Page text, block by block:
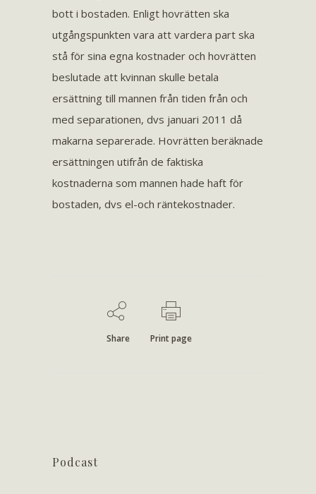
bott i bostaden. Enligt hovrätten ska
utgångspunkten vara att vardera part ska
stå för sina egna kostnader och hovrätten
beslutade att kvinnan skulle betala
ersättning till mannen från tiden från och
med separationen, dvs januari 2011 då
makarna separerade. Hovrätten beräknade
ersättningen utifrån de faktiska
kostnaderna som mannen hade haft för
bostaden, dvs el-och räntekostnader.
Share Print page
Podcast